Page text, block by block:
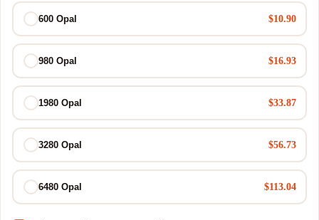
600 Opal $10.90
980 Opal $16.93
1980 Opal $33.87
3280 Opal $56.73
6480 Opal $113.04